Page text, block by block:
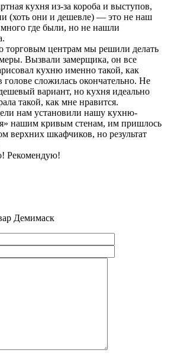
кухня из-за короба и выступов,
(хоть они и дешевле) — это не наш
где были, но не нашли
торговым центрам мы решили делать
Вызвали замерщика, он все
кухню именно такой, как
голове сложилась окончательно. Не
вариант, но кухня идеально
такой, как мне нравится.
нам установили нашу кухню-
нашим кривым стенам, им пришлось
верхних шкафчиков, но результат
Рекомендую!
Демимаск